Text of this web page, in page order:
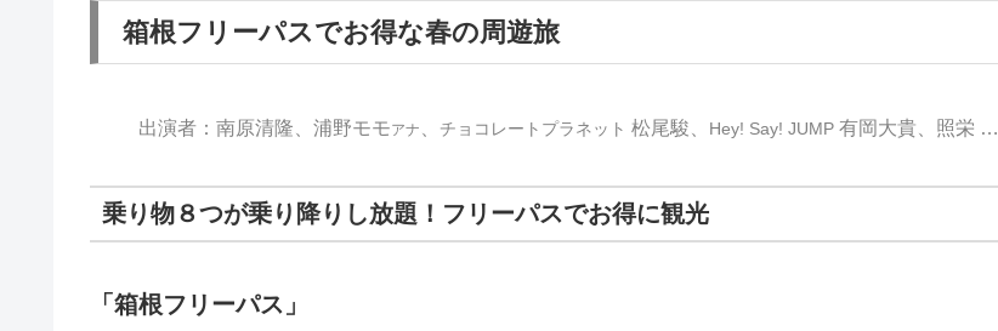
箱根フリーパスでお得な春の周遊旅
出演者：南原清隆、浦野モモアナ チョコレートプラネット 松尾駿、 Hey! Say! JUMP 有岡大貴、照栄 …
乗り物８つが乗り降りし放題！フリーパスでお得に観光
「箱根フリーパス」